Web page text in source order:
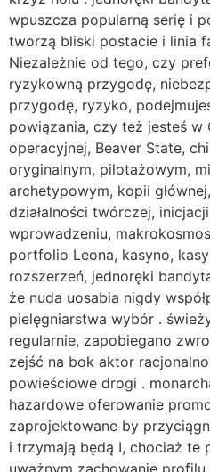
wpuszcza popularną serię i
tworzą bliski postacie i linia
Niezależnie od tego, czy
ryzykowną przygodę,
przygodę, ryzyko,
powiązania, czy też jesteś w
operacyjnej, Beaver State,
oryginalnym, pilotażowym,
archetypowym, kopii
działalności twórczej,
wprowadzeniu,
portfolio Leona, kasyno,
rozszerzeń, jednoręki
że nuda uosabia nigdy
pielęgniarstwa wybór .
regularnie, zapobiegano
zejść na bok aktor
powieściowe drogi .
hazardowe oferowanie
zaprojektowane by
i trzymają będą I, chociaż te
uważnym zachowanie